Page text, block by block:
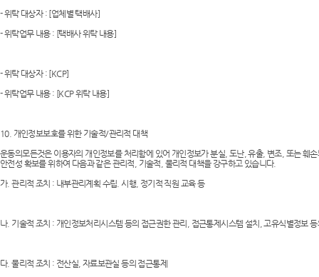
- 위탁 대상자 : [업체별 택배사]
- 위탁업무 내용 : [택배사 위탁 내용]
- 위탁 대상자 : [KCP]
- 위탁업무 내용 : [KCP 위탁 내용]
10. 개인정보보호를 위한 기술적/관리적 대책
운동의모든것은 이용자의 개인정보를 처리함에 있어 개인정보가 분실, 도난, 유출, 변조, 또는 훼
안전성 확보를 위하여 다음과 같은 관리적, 기술적, 물리적 대책을 강구하고 있습니다.
가. 관리적 조치 : 내부관리계획 수립. 시행, 정기적 직원 교육 등
나. 기술적 조치 : 개인정보처리시스템 등의 접근권한 관리, 접근통제시스템 설치, 고유식별정보
다. 물리적 조치 : 전산실, 자료보관실 등의 접근통제